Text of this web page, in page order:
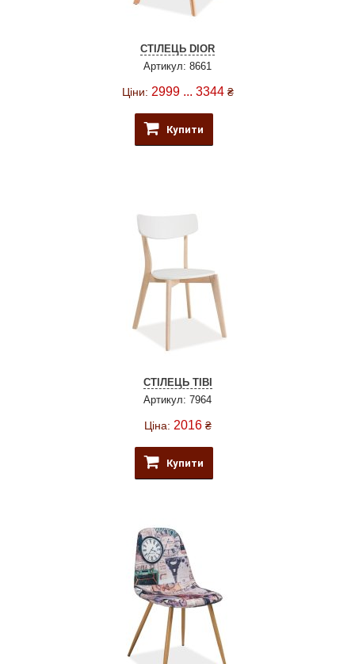
СТІЛЕЦЬ DIOR
Артикул: 8661
Ціни: 2999 ... 3344 ₴
Купити
СТІЛЕЦЬ TIBI
Артикул: 7964
Ціна: 2016 ₴
Купити